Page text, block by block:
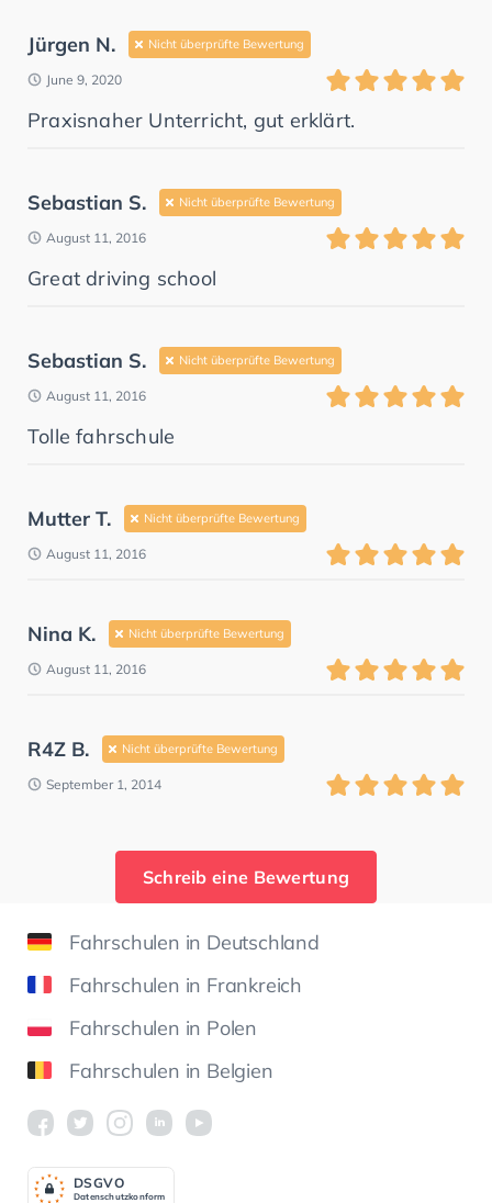
Jürgen N. Nicht überprüfte Bewertung
June 9, 2020
Praxisnaher Unterricht, gut erklärt.
Sebastian S. Nicht überprüfte Bewertung
August 11, 2016
Great driving school
Sebastian S. Nicht überprüfte Bewertung
August 11, 2016
Tolle fahrschule
Mutter T. Nicht überprüfte Bewertung
August 11, 2016
Nina K. Nicht überprüfte Bewertung
August 11, 2016
R4Z B. Nicht überprüfte Bewertung
September 1, 2014
Schreib eine Bewertung
Fahrschulen in Deutschland
Fahrschulen in Frankreich
Fahrschulen in Polen
Fahrschulen in Belgien
Datenschutzkonform
DSGVO